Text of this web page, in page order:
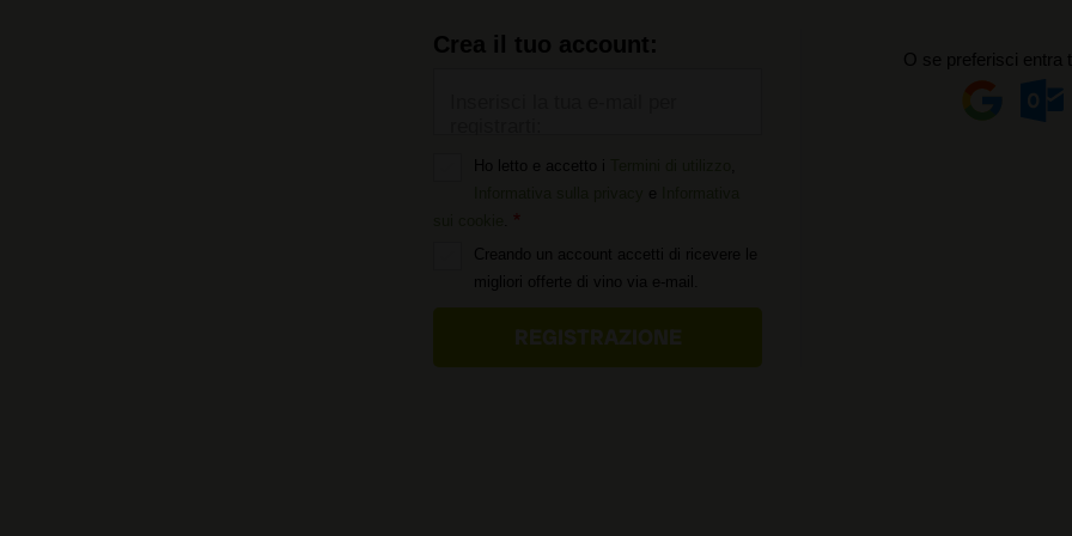
Crea il tuo account:
Ho letto e accetto i
Creando un account accetti di ricevere le
migliori offerte di vino via e-mail.
O se preferisci entra